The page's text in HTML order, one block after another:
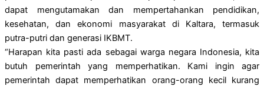
dapat mengutamakan dan mempertahankan pendidikan,
kesehatan, dan ekonomi masyarakat di Kaltara, termasuk
putra-putri dan generasi IKBMT.
“Harapan kita pasti ada sebagai warga negara Indonesia, kita
butuh pemerintah yang memperhatikan. Kami ingin agar
pemerintah dapat memperhatikan orang-orang kecil kurang